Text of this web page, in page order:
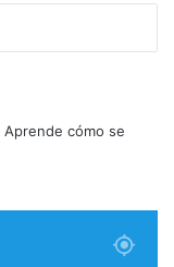
Aprende cómo se